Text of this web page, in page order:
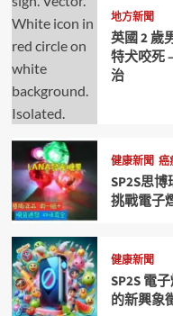
地方新聞
英國 2 歲
特犬咬死
治
健康新聞 癌
SP2S思
挑戰電子
健康新聞
SP2S 電
的新興象